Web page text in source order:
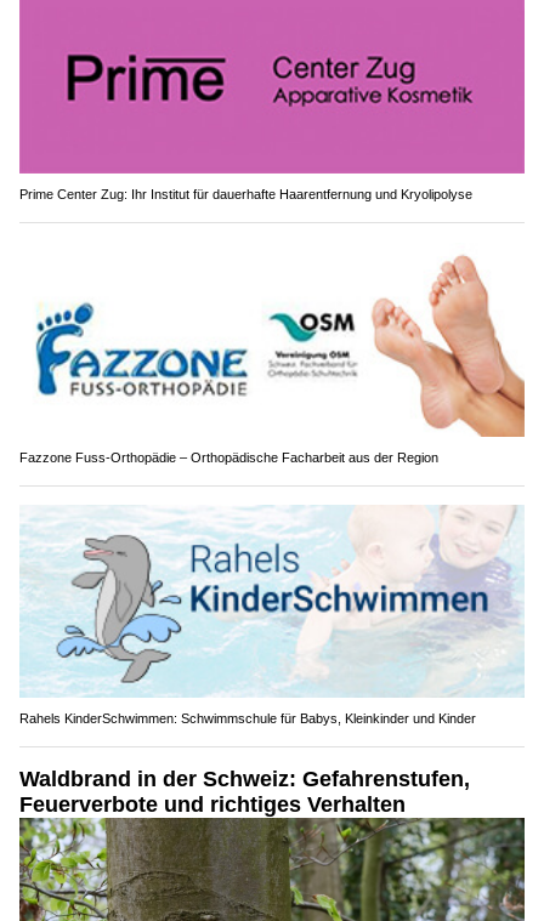
Prime Center Zug: Ihr Institut für dauerhafte Haarentfernung und Kryolipolyse
Fazzone Fuss-Orthopädie – Orthopädische Facharbeit aus der Region
Rahels KinderSchwimmen: Schwimmschule für Babys, Kleinkinder und Kinder
Waldbrand in der Schweiz: Gefahrenstufen,
Feuerverbote und richtiges Verhalten